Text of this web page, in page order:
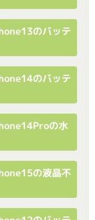
のバッテ
のバッテ
の水
の液晶不